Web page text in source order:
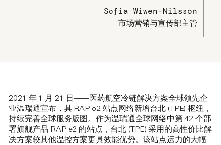
Sofia Wiwen-Nilsson
市场营销与宣传部主管
2021 年 1 月 21 日——医药航空冷链解决方案全球领先企
业温瑞通宣布，其 RAP e2 站点网络新增台北 (TPE) 枢纽，
持续完善全球服务版图。作为温瑞通全球网络中第 42 个部
署旗舰产品 RAP e2 的站点，台北 (TPE) 采用的高性价比解
决方案较其他温控方案更具效能优势。该站点运力的大幅